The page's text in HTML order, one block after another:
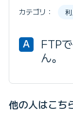
カテゴリ：
A
FTP
ん。
他の人はこち